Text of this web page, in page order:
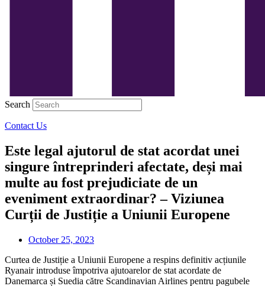
Search
Contact Us
Este legal ajutorul de stat acordat unei
singure întreprinderi afectate, deși mai
multe au fost prejudiciate de un
eveniment extraordinar? – Viziunea
Curții de Justiție a Uniunii Europene
October 25, 2023
Curtea de Justiție a Uniunii Europene a respins definitiv acțiunile
Ryanair introduse împotriva ajutoarelor de stat acordate de
Danemarca și Suedia către Scandinavian Airlines pentru pagubele